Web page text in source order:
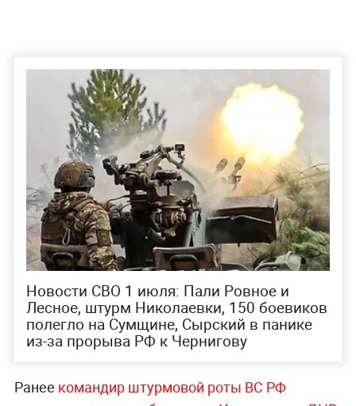
Новости СВО 1 июля: Пали Ровное и
Лесное, штурм Николаевки, 150 боевиков
полегло на Сумщине, Сырский в панике
из-за прорыва РФ к Чернигову
Ранее командир штурмовой роты ВС РФ